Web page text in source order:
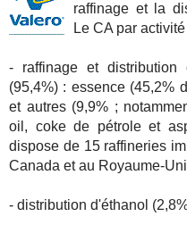
raffinage et la
Le CA par
- raffinage et distribution
(95,4%) : essence (45,2%
et autres (9,9% ;
oil, coke de pétrole et
dispose de 15 raffineries
Canada et au Royaume-
- distribution d'éthanol